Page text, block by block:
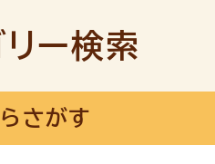
ー検索
さがす